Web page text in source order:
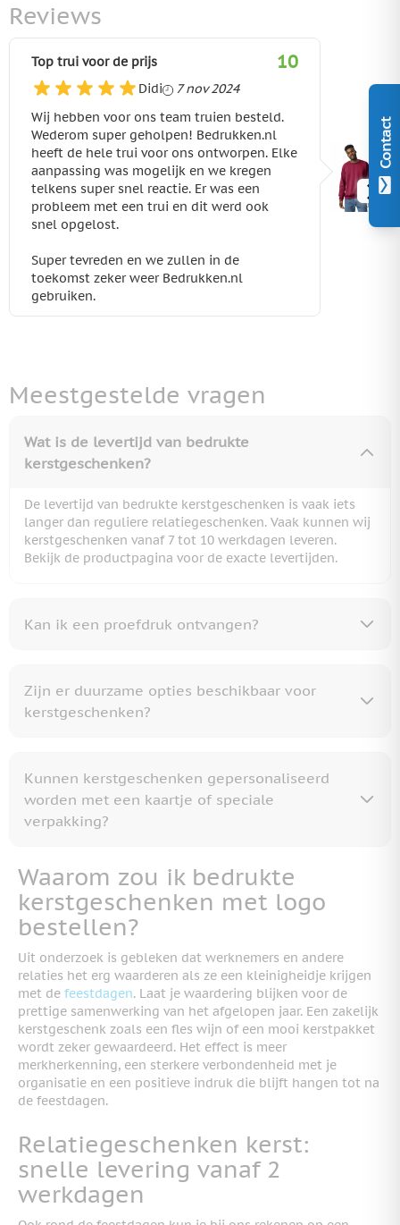
Contact
Waarom zou ik bedrukte
kerstgeschenken met logo
bestellen?
Uit onderzoek is gebleken dat werknemers en andere
relaties het erg waarderen als ze een kleinigheidje krijgen
met de feestdagen. Laat je waardering blijken voor de
prettige samenwerking van het afgelopen jaar. Een zakelijk
kerstgeschenk zoals een fles wijn of een mooi kerstpakket
wordt zeker gewaardeerd. Het effect is meer
merkherkenning, een sterkere verbondenheid met je
organisatie en een positieve indruk die blijft hangen tot na
de feestdagen.
Relatiegeschenken kerst:
snelle levering vanaf 2
werkdagen
Reviews
Top trui voor de prijs
Didi
7 november 2024
7 nov 2024
Wij hebben voor ons team truien besteld.
Wederom super geholpen! Bedrukken.nl
heeft de hele trui voor ons ontworpen. Elke
aanpassing was mogelijk en we kregen
telkens super snel reactie. Er was een
probleem met een trui en dit werd ook
snel opgelost.
Super tevreden en we zullen in de
toekomst zeker weer Bedrukken.nl
gebruiken.
10
Meestgestelde vragen
Wat is de levertijd van bedrukte
kerstgeschenken?
De levertijd van bedrukte kerstgeschenken is vaak iets
langer dan reguliere relatiegeschenken. Vaak kunnen wij
kerstgeschenken vanaf 7 tot 10 werkdagen leveren.
Bekijk de productpagina voor de exacte levertijden.
Kan ik een proefdruk ontvangen?
Zijn er duurzame opties beschikbaar voor
kerstgeschenken?
Kunnen kerstgeschenken gepersonaliseerd
worden met een kaartje of speciale
verpakking?